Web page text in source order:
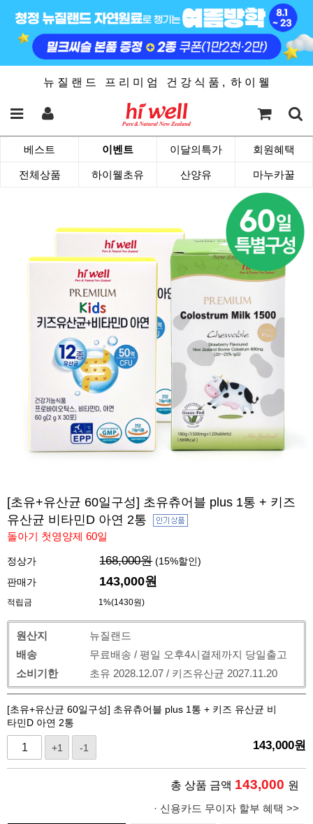
뉴 질 랜 드 프 리 미 엄 건 강 식 품 , 하 이 웰
베스트 이벤트 이달의특가 회원혜택
전체상품 하이웰초유 산양유 마누카꿀
[초유+유산균 60일구성] 초유츄어블 plus 1통 + 키즈
유산균 비타민D 아연 2통
돌아기 첫영양제 60일
정상가 168,000원 (15%할인)
판매가
143,000원
적립금 1%(1430원)
원산지
뉴질랜드
배송
무료배송 / 평일 오후4시결제까지 당일출고
소비기한
초유 2028.12.07 / 키즈유산균 2027.11.20
[초유+유산균 60일구성] 초유츄어블 plus 1통 + 키즈 유산균 비
타민D 아연 2통
+1 -1 143,000원
총 상품 금액 143,000 원
· 신용카드 무이자 할부 혜택 >>